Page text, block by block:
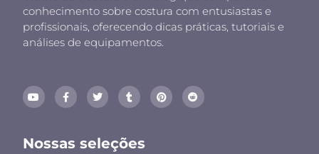
conhecimento sobre costura com entusiastas e
profissionais, oferecendo dicas práticas, tutoriais e
análises de equipamentos.
Nossas seleções